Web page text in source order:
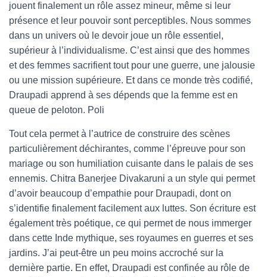
jouent finalement un rôle assez mineur, même si leur
présence et leur pouvoir sont perceptibles. Nous sommes
dans un univers où le devoir joue un rôle essentiel,
supérieur à l’individualisme. C’est ainsi que des hommes
et des femmes sacrifient tout pour une guerre, une jalousie
ou une mission supérieure. Et dans ce monde très codifié,
Draupadi apprend à ses dépends que la femme est en
queue de peloton. Poli
Tout cela permet à l’autrice de construire des scènes
particulièrement déchirantes, comme l’épreuve pour son
mariage ou son humiliation cuisante dans le palais de ses
ennemis. Chitra Banerjee Divakaruni a un style qui permet
d’avoir beaucoup d’empathie pour Draupadi, dont on
s’identifie finalement facilement aux luttes. Son écriture est
également très poétique, ce qui permet de nous immerger
dans cette Inde mythique, ses royaumes en guerres et ses
jardins. J’ai peut-être un peu moins accroché sur la
dernière partie. En effet, Draupadi est confinée au rôle de